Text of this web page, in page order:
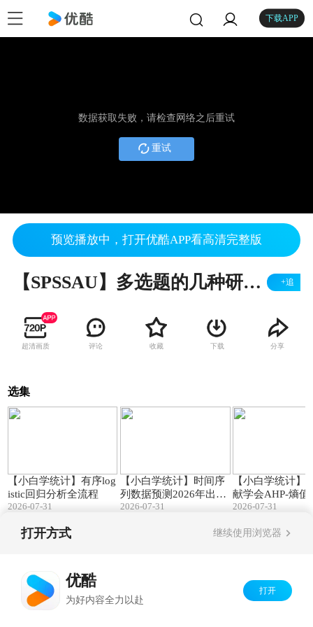
下载APP
数据获取失败，请检查网络之后重试
重试
预览播放中，打开优酷APP看高清完整版
【SPSSAU】多选题的几种研究方法 +追
超清画质 评论 收藏 下载 分享
选集
【小白学统计】有序log
istic回归分析全流程
2026-07-31
【小白学统计】时间序
列数据预测2026年出生
人口为710万到723万
2026-07-31
【小白学统计】
献学会AHP-熵值
指标体系构建
2026-07-31
打开方式 继续使用浏览器
优酷
为好内容全力以赴
打开